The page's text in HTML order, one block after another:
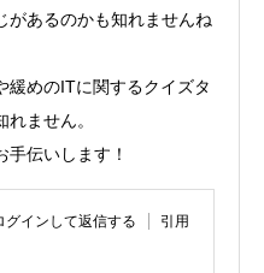
があるのかも知れませんね
緩めのITに関するクイズタ
ません。
伝いします！
グインして返信する 引用